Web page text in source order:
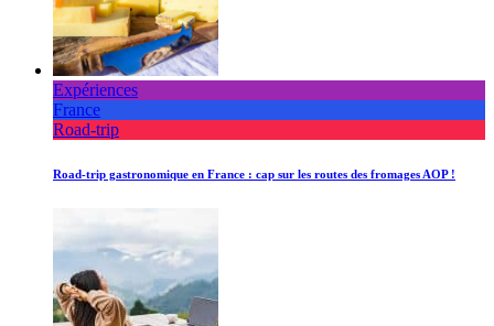
Expériences
France
Road-trip
Road-trip gastronomique en France : cap sur les routes des fromages AOP !